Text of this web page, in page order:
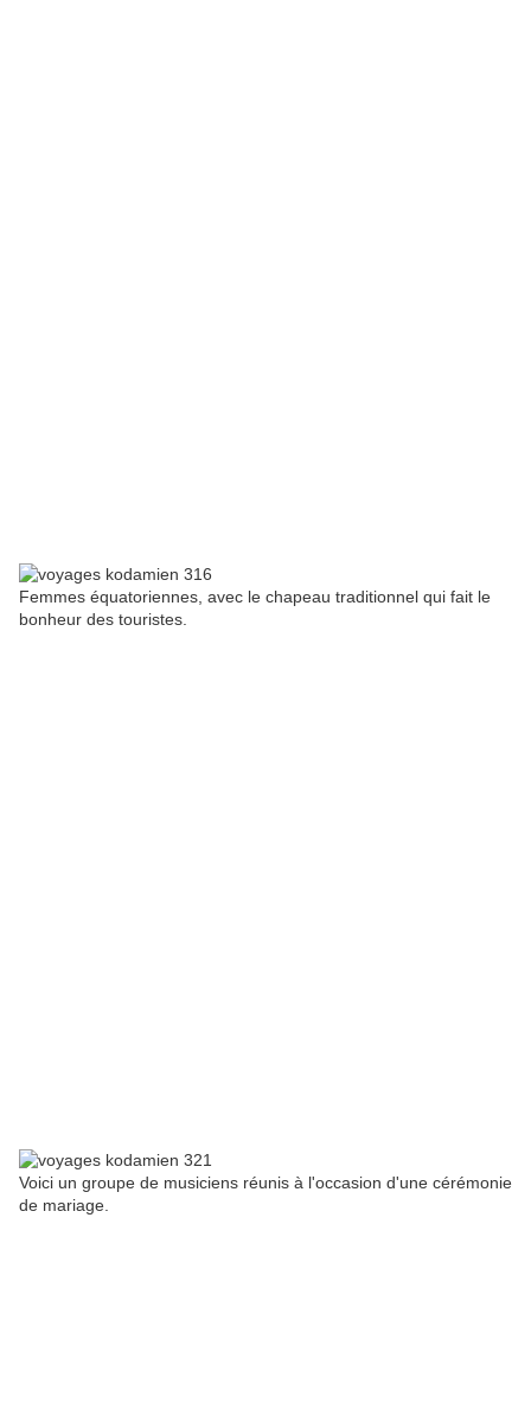
Femmes équatoriennes, avec le chapeau traditionnel qui fait le
bonheur des touristes.
Voici un groupe de musiciens réunis à l'occasion d'une cérémonie
de mariage.